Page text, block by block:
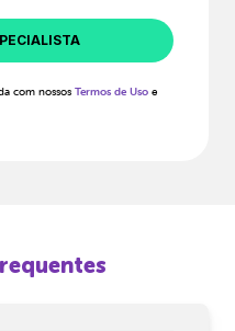
com nossos Termos de Uso e